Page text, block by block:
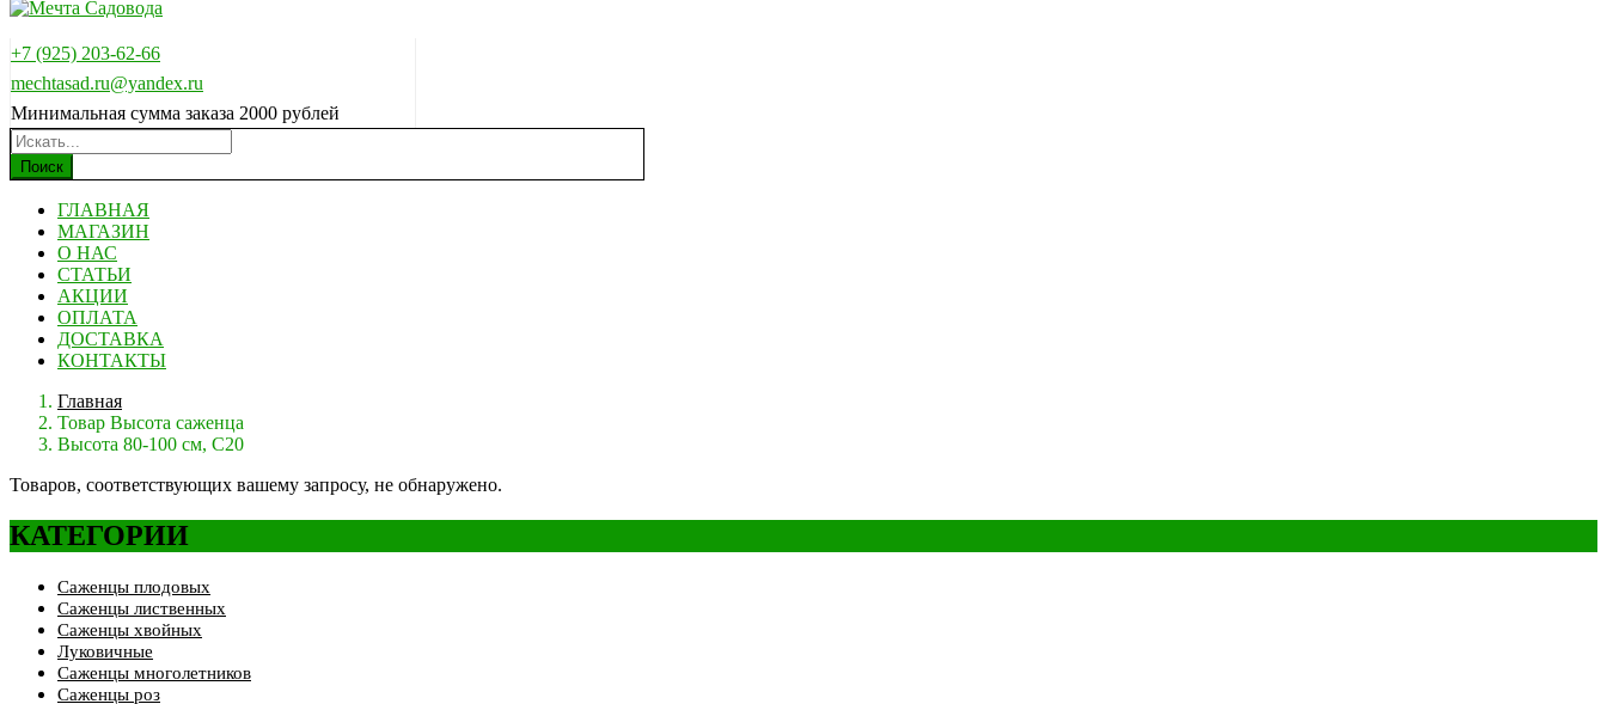
+7 (925) 203-62-66
mechtasad.ru@yandex.ru
Минимальная сумма заказа 2000 рублей
Поиск
ГЛАВНАЯ
МАГАЗИН
О НАС
СТАТЬИ
АКЦИИ
ОПЛАТА
ДОСТАВКА
КОНТАКТЫ
Главная
Товар Высота саженца
Высота 80-100 см, С20
Товаров, соответствующих вашему запросу, не обнаружено.
КАТЕГОРИИ
Саженцы плодовых
Саженцы лиственных
Саженцы хвойных
Луковичные
Саженцы многолетников
Саженцы роз